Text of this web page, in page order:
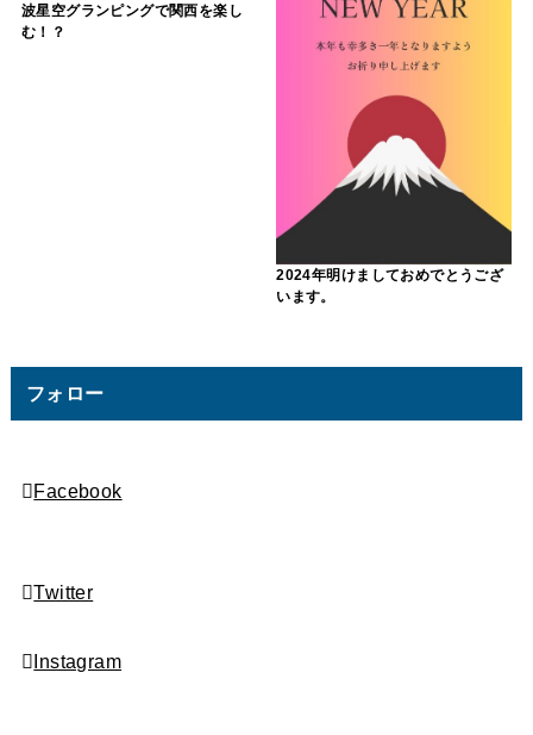
波星空グランピングで関西を楽し
む！？
2024年明けましておめでとうござ
います。
フォロー
Facebook
Twitter
Instagram